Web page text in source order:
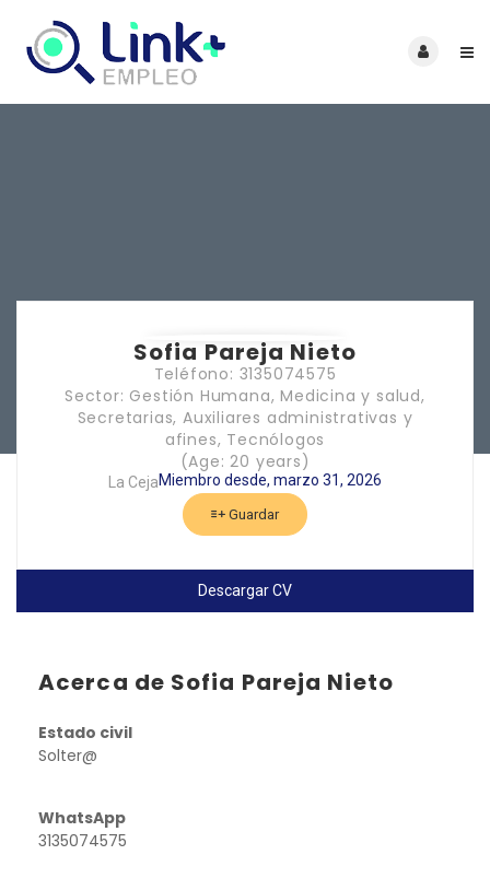
Sofia Pareja Nieto
Teléfono: 3135074575
Sector: Gestión Humana, Medicina y salud,
Secretarias, Auxiliares administrativas y
afines, Tecnólogos
(Age: 20 years)
La CejaMiembro desde, marzo 31, 2026
Guardar
Descargar CV
Acerca de Sofia Pareja Nieto
Estado civil
Solter@
WhatsApp
3135074575